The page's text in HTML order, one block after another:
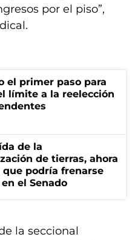
por el piso”,
el primer paso para
límite a la reelección
de la
de tierras, ahora
podría frenarse
el Senado
la seccional